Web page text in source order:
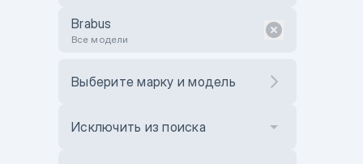
Brabus
Все модели
Выберите марку и модель
Исключить из поиска